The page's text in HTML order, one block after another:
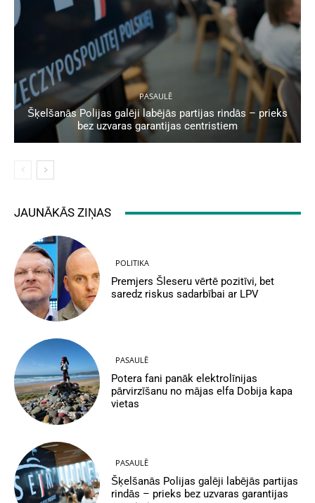
PASAULĒ
Šķelšanās Polijas galēji labējās partijas rindās – prieks
bez uzvaras garantijas centristiem
JAUNĀKĀS ZIŅAS
POLITIKA
Premjers Šleseru vērtē pozitīvi, bet
saredz riskus sadarbībai ar LPV
PASAULĒ
Potera fani panāk elektrolīnijas
pārvirzīšanu no mājas elfa Dobija kapa
vietas
PASAULĒ
Šķelšanās Polijas galēji labējās partijas
rindās – prieks bez uzvaras garantijas